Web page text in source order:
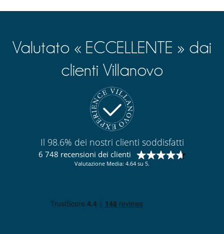
Valutato « ECCELLENTE » dai
clienti Villanovo
Il 98.6% dei nostri clienti soddisfatti
6 748 recensioni dei clienti
Valutazione Media: 4.64 su 5.